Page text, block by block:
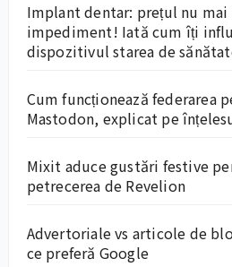
Implant dentar: prețul nu mai
impediment! Iată cum îți
dispozitivul starea de
Cum funcționează federarea
Mastodon, explicat pe
Mixit aduce gustări festive
petrecerea de Revelion
Advertoriale vs articole de
ce preferă Google